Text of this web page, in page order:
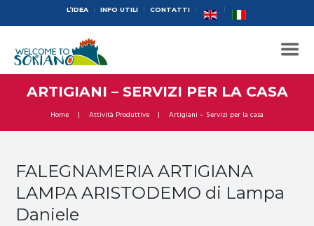
L’IDEA INFO UTILI CONTATTI
ARTIGIANI – SERVIZI PER LA CASA
Home Attività Produttive Artigiani – Servizi per la casa
FALEGNAMERIA ARTIGIANA
LAMPA ARISTODEMO di Lampa
Daniele